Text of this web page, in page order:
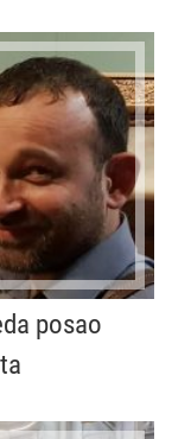
posao